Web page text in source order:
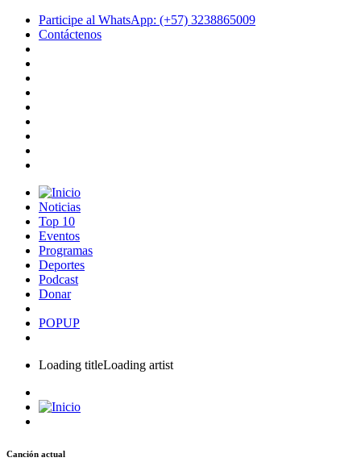
Participe al WhatsApp: (+57) 3238865009
Contáctenos
Noticias
Top 10
Eventos
Programas
Deportes
Podcast
Donar
POPUP
Loading titleLoading artist
Canción actual